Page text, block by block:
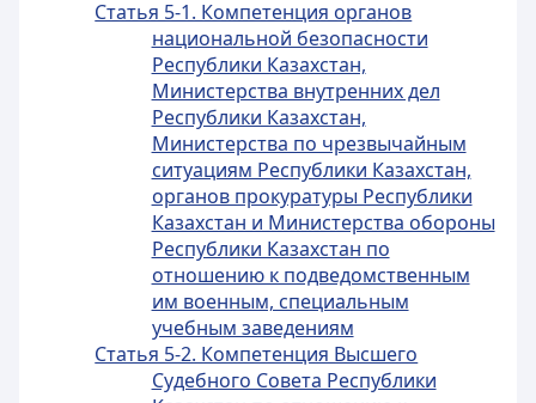
Статья 5-1. Компетенция органов
национальной безопасности
Республики Казахстан,
Министерства внутренних дел
Республики Казахстан,
Министерства по чрезвычайным
ситуациям Республики Казахстан,
органов прокуратуры Республики
Казахстан и Министерства обороны
Республики Казахстан по
отношению к подведомственным
им военным, специальным
учебным заведениям
Статья 5-2. Компетенция Высшего
Судебного Совета Республики